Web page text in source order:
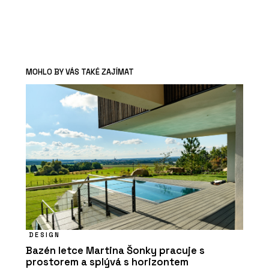
MOHLO BY VÁS TAKÉ ZAJÍMAT
DESIGN
Bazén letce Martina Šonky pracuje s
prostorem a splývá s horizontem